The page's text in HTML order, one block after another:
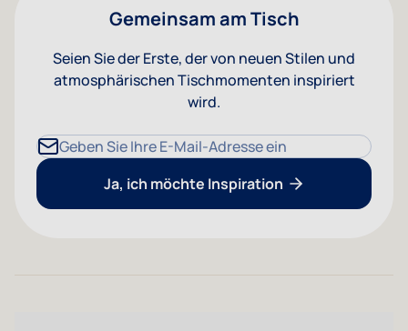
Gemeinsam am Tisch
Seien Sie der Erste, der von neuen Stilen und
atmosphärischen Tischmomenten inspiriert
wird.
E-Mailadresse
Ja, ich möchte Inspiration